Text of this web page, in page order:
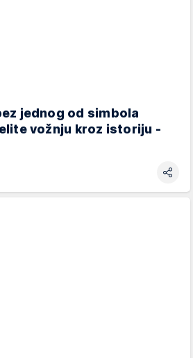
jednog od simbola
vožnju kroz istoriju -